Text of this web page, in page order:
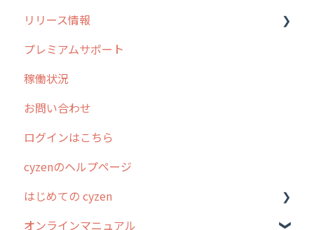
外廻り営業
清掃
不動産
過去の重要なお知らせ
障害情報
リリース情報
リリース
2026年のリリース情報
2025年のリリース情報
2024年のリリース情報
2023年のリリース情報
過去のリリース
2019年までのリリース情報
プレミアムサポート
稼働状況
お問い合わせ
ログインはこちら
cyzenのヘルプページ
はじめての cyzen
0. はじめてのcyzenの使い方
オンラインマニュアル